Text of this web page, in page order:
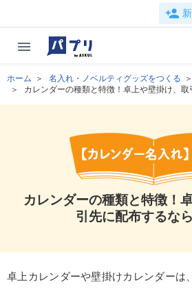
person_add
menu
ホーム 名入れ・ノベルティグッズをつくる
カレンダーの種類と特徴！卓上や壁掛け、取
カレンダーの種類と特徴！
引先に配布するな
卓上カレンダーや壁掛けカレンダーは